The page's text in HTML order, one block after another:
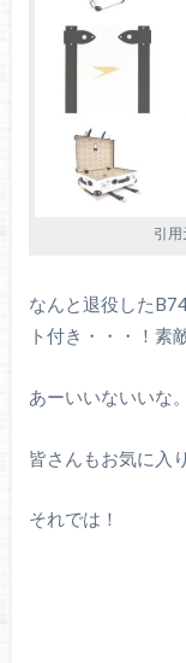
引
なんと退役した
ト付き・・・！素
あーいいないいな。
皆さんもお気に入
それでは！